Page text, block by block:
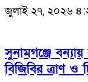
জুলাই ২৭, ২০২৬
সুনামগঞ্জে
বিজিবির ত্রাণ ও